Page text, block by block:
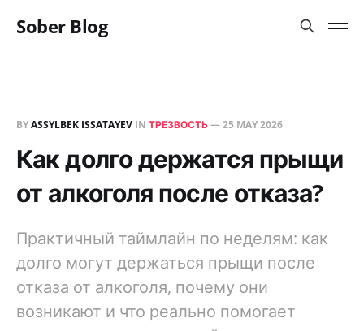
Sober Blog
BYASSYLBEK ISSATAYEV IN ТРЕЗВОСТЬ—25 MAY 2026
Как долго держатся прыщи
от алкоголя после отказа?
Практичный таймлайн по неделям: как
долго могут держаться прыщи после
отказа от алкоголя, почему они
возникают и что реально помогает